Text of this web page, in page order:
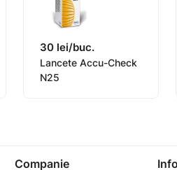
30 lei/buc.
Lancete Accu-Check
N25
Companie